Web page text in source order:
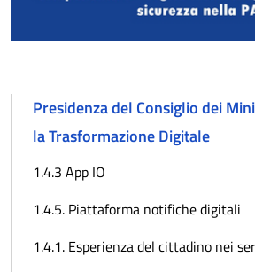
Presidenza del Consiglio dei
la Trasformazione Digitale
1.4.3 App IO
1.4.5. Piattaforma notifiche digitali
1.4.1. Esperienza del cittadino nei